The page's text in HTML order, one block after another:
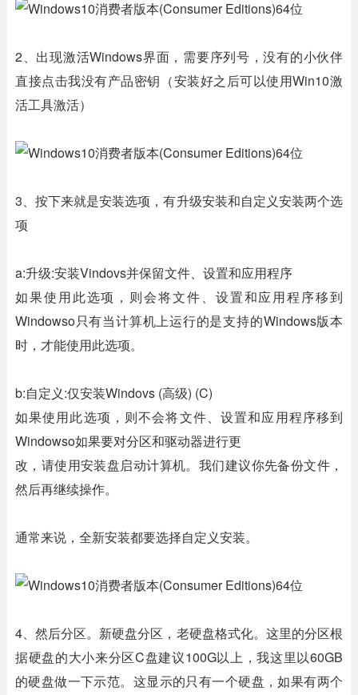
2、出现激活Windows界面，需要序列号，没有的小伙伴
直接点击我没有产品密钥（安装好之后可以使用Win10激
活工具激活）
3、按下来就是安装选项，有升级安装和自定义安装两个选
项
a:升级:安装Vindovs并保留文件、设置和应用程序
如果使用此选项，则会将文件、设置和应用程序移到
Windowso只有当计算机上运行的是支持的Windows版本
时，才能使用此选项。
b:自定义:仅安装Windovs (高级) (C)
如果使用此选项，则不会将文件、设置和应用程序移到
Windowso如果要对分区和驱动器进行更
改，请使用安装盘启动计算机。我们建议你先备份文件，
然后再继续操作。
通常来说，全新安装都要选择自定义安装。
4、然后分区。新硬盘分区，老硬盘格式化。这里的分区根
据硬盘的大小来分区C盘建议100G以上，我这里以60GB
的硬盘做一下示范。这显示的只有一个硬盘，如果有两个